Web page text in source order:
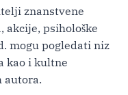
znanstvene
psihološke
mogu pogledati niz
kao i kultne
autora.